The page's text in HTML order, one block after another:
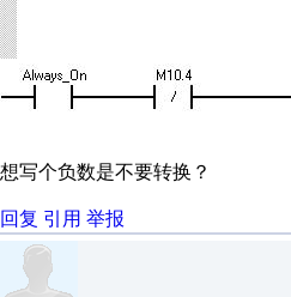
想写个负数是不要转换？
回复 引用 举报